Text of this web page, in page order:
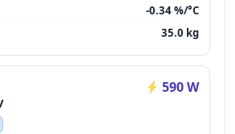
-0.34 %/°C
35.0 kg
590 W